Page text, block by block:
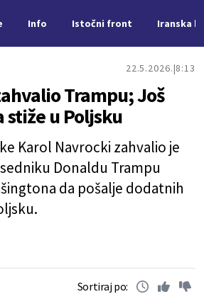
Info Istočni front Iranska
22.5.2026. 8:13
Trampu; Još
u Poljsku
Karol Navrocki zahvalio je
Donaldu Trampu
da pošalje dodatnih
Sortiraj po: